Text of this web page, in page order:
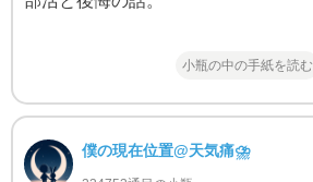
小瓶の中の手紙を読む
僕の現在位置@天気痛⛈